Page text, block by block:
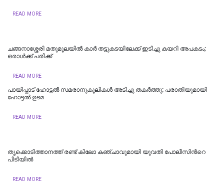
READ MORE
ചങ്ങനാശ്ശേരി മതുമൂലയിൽ കാർ തട്ടുകടയിലേക്ക് ഇടിച്ചു കയറി അപകടം;
ഒരാൾക്ക് പരിക്ക്
READ MORE
പായിപ്പാട് ഹോട്ടൽ സമരാനുകൂലികൾ അടിച്ചു തകർത്തു: പരാതിയുമായി
ഹോട്ടൽ ഉടമ
READ MORE
തൃക്കൊടിത്താനത്ത് രണ്ട് കിലോ കഞ്ചാവുമായി യുവതി പോലീസിന്‍റെ
പിടിയിൽ
READ MORE